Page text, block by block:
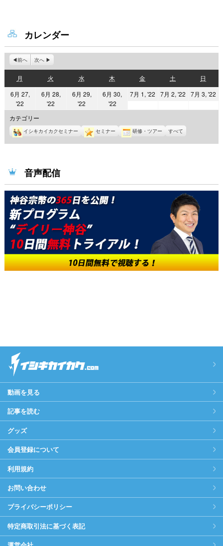
カレンダー
前へ 次へ
月
曜
日
火
曜
日
水水
曜
日
木
曜
日
金金
曜
日
土
曜
日
日
曜
日
6月 27,
'22
年
6
月
27
6月 28,
'22
6
月
28
6月 29,
'22
6
月
29
6月 30,
'222022
6
月
30
7月 1, '22
2022
月
日
7月 2, '22
2022
月
日
7月 3, '22
日
カテゴリー
イシキカイカクセミナー セミナー 研修・ツアー すべて
音声配信
動画を見る
記事を読む
グッズ
会員登録について
利用規約
お問い合わせ
プライバシーポリシー
特定商取引法に基づく表記